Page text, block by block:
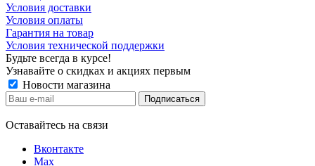
Условия доставки
Условия оплаты
Гарантия на товар
Условия технической поддержки
Будьте всегда в курсе!
Узнавайте о скидках и акциях первым
Новости магазина
Оставайтесь на связи
Вконтакте
Max